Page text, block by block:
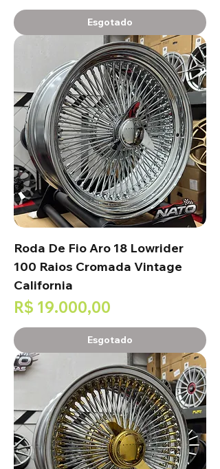
Esgotado
Roda De Fio Aro 18 Lowrider
100 Raios Cromada Vintage
California
Preço
R$ 19.000,00
Esgotado